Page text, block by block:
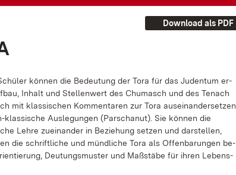
Download als PDF
kön­nen die Be­deu­tung der To­ra für das Ju­den­tum er­
In­halt und Stel­len­wert des Chu­masch und des Te­nach
mit klas­si­schen Kom­men­ta­ren zur To­ra aus­ein­an­der­set­zen
klas­si­sche Aus­le­gun­gen (Par­scha­nut). Sie kön­nen die
Leh­re zu­ein­an­der in Be­zie­hung set­zen und dar­stel­len,
die schrift­li­che und münd­li­che To­ra als Of­fen­ba­run­gen be­
Deu­tungs­mus­ter und Maß­stä­be für ih­ren Le­bens­